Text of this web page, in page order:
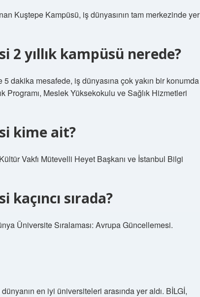
Kuştepe Kampüsü, iş dünyasının tam merkezinde yer
yıllık kampüsü nerede?
dakika mesafede, iş dünyasına çok yakın bir konumda
Programı, Meslek Yüksekokulu ve Sağlık Hizmetleri
kime ait?
Vakfı Mütevelli Heyet Başkanı ve İstanbul Bilgi
sırada?
Üniversite Sıralaması: Avrupa Güncellemesi.
en iyi üniversiteleri arasında yer aldı. BİLGİ,